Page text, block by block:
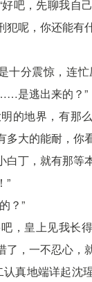
吧，先聊我自
犯呢，你还能有
十分震惊，连
是逃出来的？”
的地界，有那
多大的能耐，你
白丁，就有那等
”
？”
，皇上见我长
了，一不忍心，
认真地端详起沈